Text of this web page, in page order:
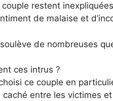
restent
de malaise et
de nombreuses
ces intrus ?
ce couple en
entre les victimes